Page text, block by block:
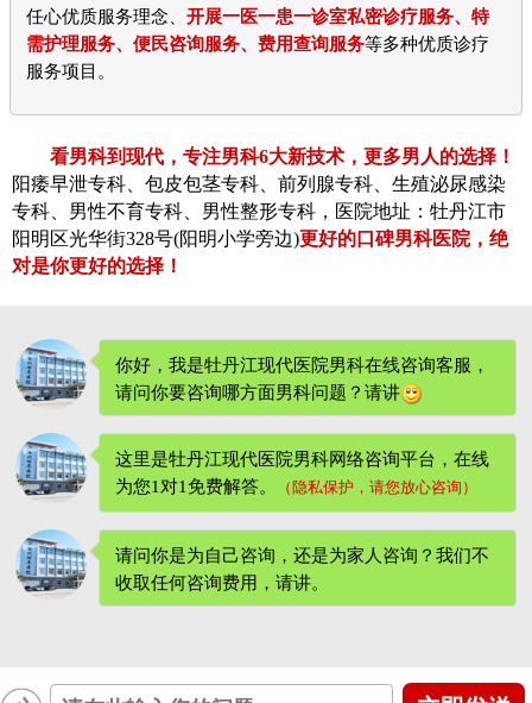
任心优质服务理念、开展一医一患一诊室私密诊疗服务、特
需护理服务、便民咨询服务、费用查询服务等多种优质诊疗
服务项目。
看男科到现代，专注男科6大新技术，更多男人的选择！
阳痿早泄专科、包皮包茎专科、前列腺专科、生殖泌尿感染
专科、男性不育专科、男性整形专科，医院地址：牡丹江市
阳明区光华街328号(阳明小学旁边)更好的口碑男科医院，绝
对是你更好的选择！
你好，我是牡丹江现代医院男科在线咨询客服，
请问你要咨询哪方面男科问题？请讲
这里是牡丹江现代医院男科网络咨询平台，在线
为您1对1免费解答。
（隐私保护，请您放心咨询）
请问你是为自己咨询，还是为家人咨询？我们不
收取任何咨询费用 ，请讲。